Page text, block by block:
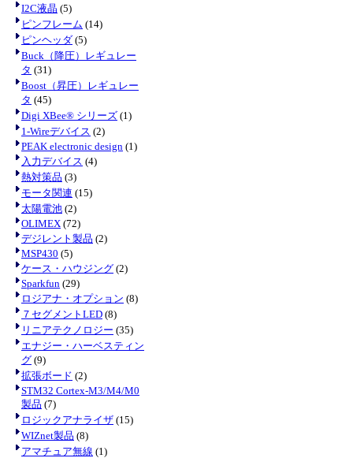
I2C液晶 (5)
ピンフレーム (14)
ピンヘッダ (5)
Buck（降圧）レギュレー
タ (31)
Boost（昇圧）レギュレー
タ (45)
Digi XBee® シリーズ (1)
1-Wireデバイス (2)
PEAK electronic design (1)
入力デバイス (4)
熱対策品 (3)
モータ関連 (15)
太陽電池 (2)
OLIMEX (72)
デジレント製品 (2)
MSP430 (5)
ケース・ハウジング (2)
Sparkfun (29)
ロジアナ・オプション (8)
７セグメントLED (8)
リニアテクノロジー (35)
エナジー・ハーベスティン
グ (9)
拡張ボード (2)
STM32 Cortex-M3/M4/M0
製品 (7)
ロジックアナライザ (15)
WIZnet製品 (8)
アマチュア無線 (1)